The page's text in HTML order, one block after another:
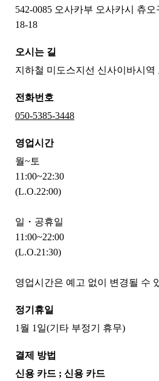
542-0085 오사카부 오사카시 츄
18-18
오시는 길
지하철 미도스지선 신사이바시역
전화번호
050-5385-3448
영업시간
월~토
11:00~22:30
(L.O.22:00)
일・공휴일
11:00~22:00
(L.O.21:30)
영업시간은 예고 없이 변경될 수
정기휴일
1월 1일(기타 부정기 휴무)
결제 방법
신용 카드 ; 신용 카드